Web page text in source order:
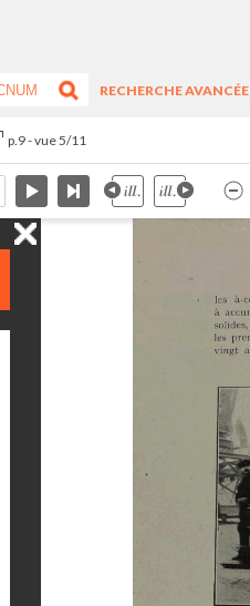
RECHERCHE AVANCÉE
p.9 - vue 5/11